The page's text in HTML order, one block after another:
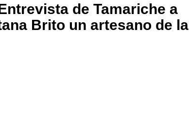
de Tamariche a
Brito un artesano de la